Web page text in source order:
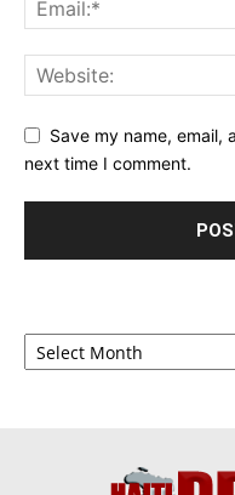
Save my name, email,
next time I comment.
Archives